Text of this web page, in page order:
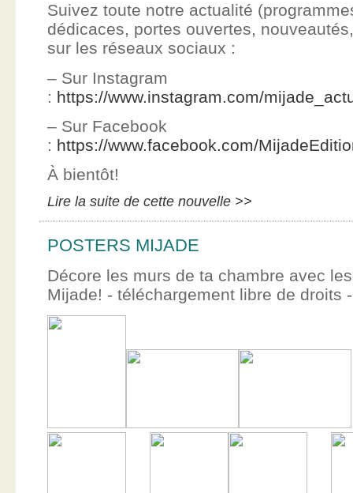
Suivez toute notre actualité
dédicaces, portes ouvertes,
sur les réseaux sociaux :
– Sur Instagram
: https://www.instagram.com/
– Sur Facebook
: https://www.facebook.com/
À bientôt!
Lire la suite de cette nouvelle >>
POSTERS MIJADE
Décore les murs de ta chambre avec
Mijade! - téléchargement libre de droits -